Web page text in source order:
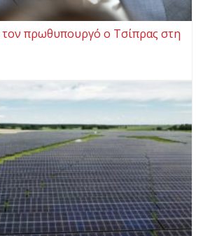
τον πρωθυπουργό ο Τσίπρας στη